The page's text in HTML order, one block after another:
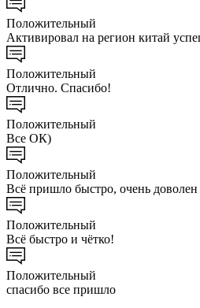
Положительный
Активировал на регион китай
Положительный
Отлично. Спасибо!
Положительный
Все ОК)
Положительный
Всё пришло быстро, очень доволен
Положительный
Всё быстро и чётко!
Положительный
спасибо все пришло